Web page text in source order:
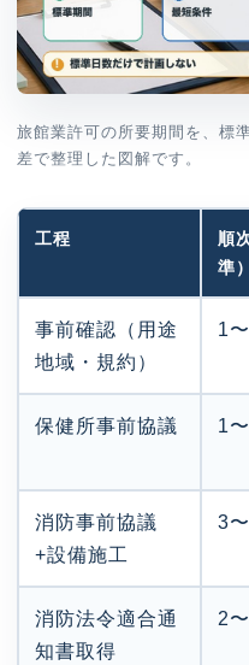
旅館業許可の所要期間を、標
差で整理した図解です。
工程
順
準）
事前確認（用途
地域・規約）
1
保健所事前協議 1
消防事前協議
+設備施工
3
消防法令適合通
知書取得
2